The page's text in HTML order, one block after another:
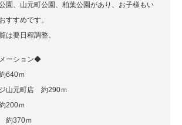
園、山元町公園、柏葉公園があり、お子様もい
すすめです。
は要日程調整。
ーション◆
640ｍ
ジ山元町店 約290ｍ
200ｍ
約370ｍ